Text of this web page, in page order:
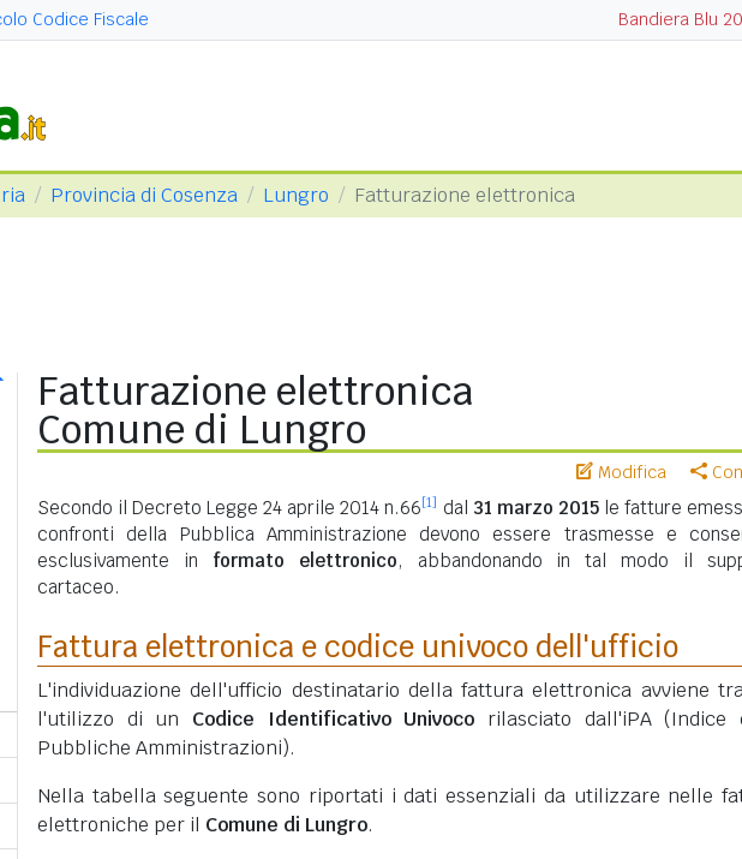
Codice Fiscale Bandiera Blu
Provincia di Cosenza Lungro Fatturazione elettronica
Fatturazione elettronica
Comune di Lungro
Modifica
Secondo il Decreto Legge 24 aprile 2014 n.66[1] dal 31 marzo 2015le fatture
confronti della Pubblica Amministrazione devono essere trasmesse e
esclusivamente in formato elettronico, abbandonando in tal modo il
cartaceo.
Fattura elettronica e codice univoco dell'ufficio
L'individuazione dell'ufficio destinatario della fattura elettronica avviene
l'utilizzo di un Codice Identificativo Univoco rilasciato dall'iPA (Indice
Pubbliche Amministrazioni).
Nella tabella seguente sono riportati i dati essenziali da utilizzare nelle
elettroniche per il Comune di Lungro.